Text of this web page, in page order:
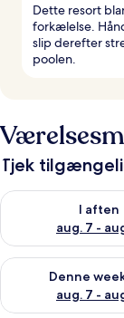
Dette resort
forkælelse.
slip derefter
poolen.
Tjek
I aften
aug. 7 -
Tjek
Denne
aug. 7 -
Tjek